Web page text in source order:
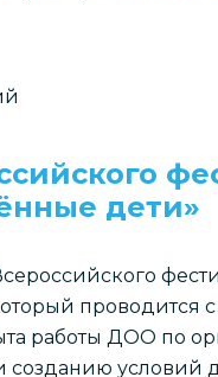
дети»
проводится
работы ДОО по
созданию условий